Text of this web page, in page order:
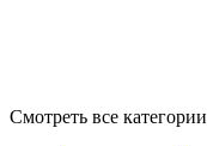
Смотреть все категории